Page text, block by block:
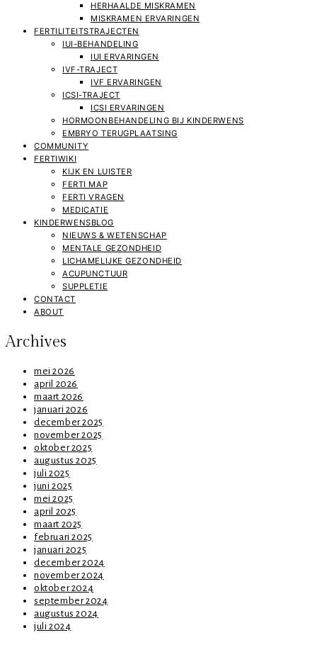
HERHAALDE MISKRAMEN
MISKRAMEN ERVARINGEN
FERTILITEITSTRAJECTEN
IUI-BEHANDELING
IUI ERVARINGEN
IVF-TRAJECT
IVF ERVARINGEN
ICSI-TRAJECT
ICSI ERVARINGEN
HORMOONBEHANDELING BIJ KINDERWENS
EMBRYO TERUGPLAATSING
COMMUNITY
FERTIWIKI
KIJK EN LUISTER
FERTI MAP
FERTI VRAGEN
MEDICATIE
KINDERWENSBLOG
NIEUWS & WETENSCHAP
MENTALE GEZONDHEID
LICHAMELIJKE GEZONDHEID
ACUPUNCTUUR
SUPPLETIE
CONTACT
ABOUT
Archives
mei 2026
april 2026
maart 2026
januari 2026
december 2025
november 2025
oktober 2025
augustus 2025
juli 2025
juni 2025
mei 2025
april 2025
maart 2025
februari 2025
januari 2025
december 2024
november 2024
oktober 2024
september 2024
augustus 2024
juli 2024